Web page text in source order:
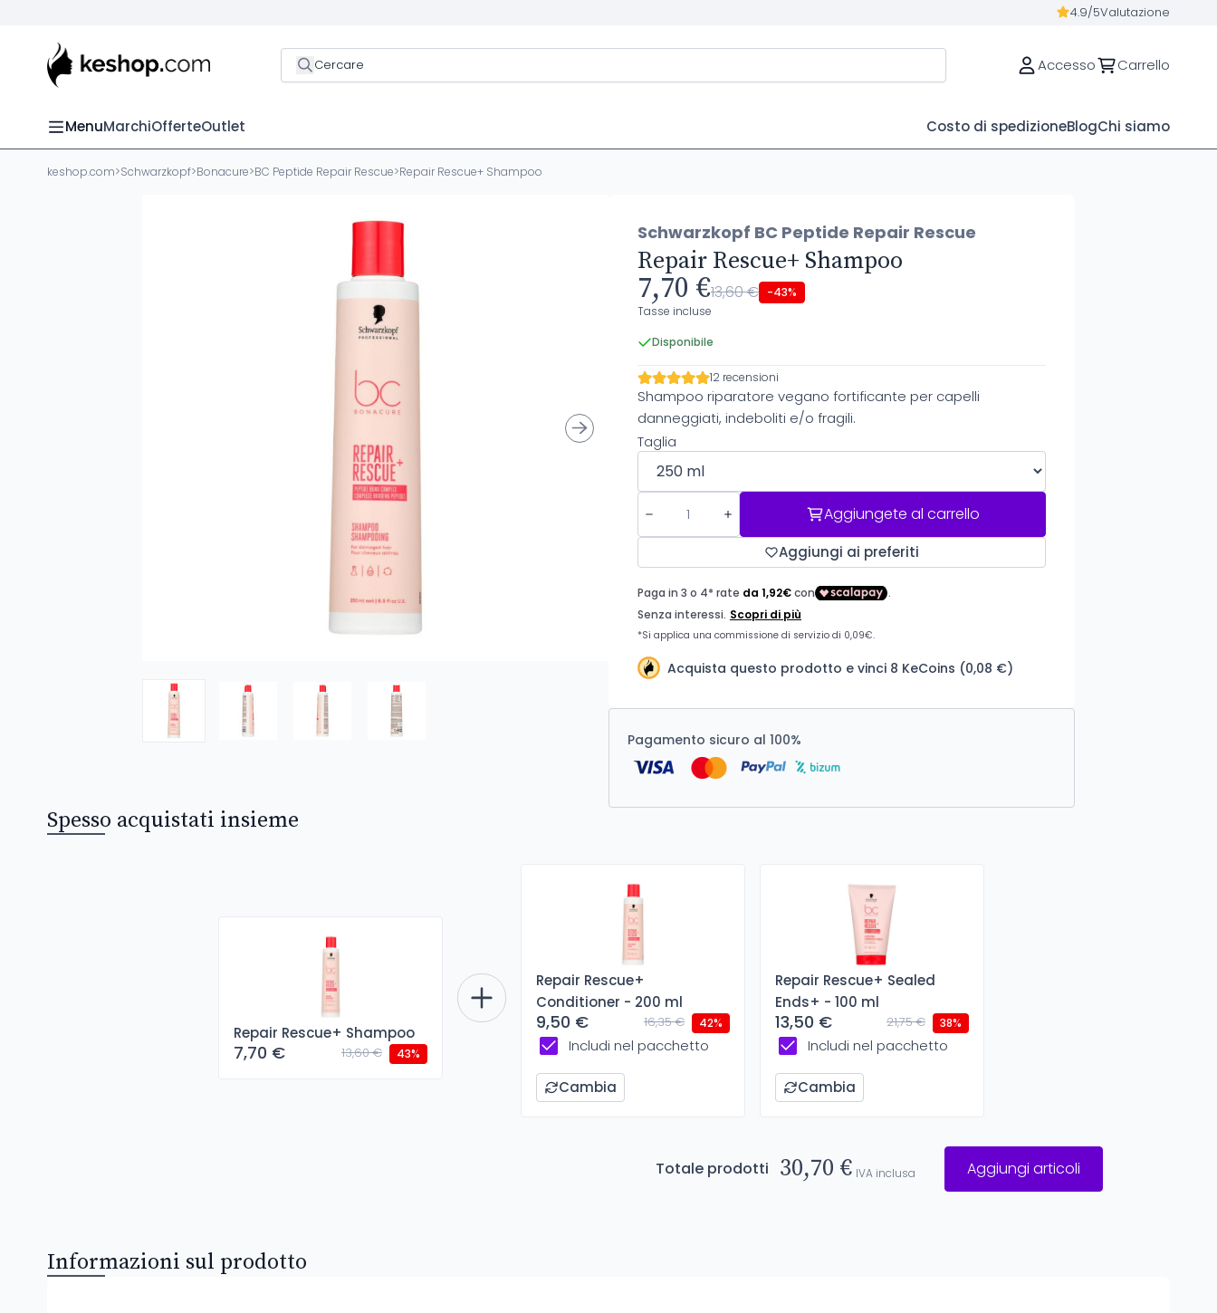
4.9/5Valutazione
Cercare Accesso Carrello
MenuMarchiOfferteOutlet Costo di spedizioneBlogChi siamo
keshop.com>Schwarzkopf>Bonacure>BC Peptide Repair Rescue>Repair Rescue+ Shampoo
Schwarzkopf BC Peptide Repair Rescue
Repair Rescue+ Shampoo
7,70 €13,60 € -43%
Tasse incluse
Disponibile
12 recensioni
Shampoo riparatore vegano fortificante per capelli
danneggiati, indeboliti e/o fragili.
Taglia
Aggiungete al carrello
Aggiungi ai preferiti
Acquista questo prodotto e vinci 8 KeCoins (0,08 €)
Pagamento sicuro al 100%
Spesso acquistati insieme
Repair Rescue+ Shampoo
7,70 € 13,60 € 43%
Repair Rescue+
Conditioner - 200 ml
9,50 € 16,35 € 42%
Includi nel pacchetto
Cambia
Repair Rescue+ Sealed
Ends+ - 100 ml
13,50 € 21,75 € 38%
Includi nel pacchetto
Cambia
Totale prodotti 30,70 € IVA inclusa Aggiungi articoli
Informazioni sul prodotto